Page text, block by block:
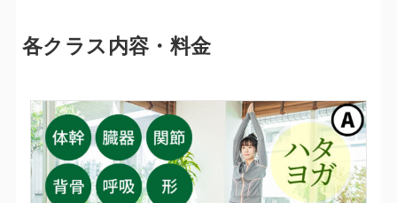
各クラス内容・料金